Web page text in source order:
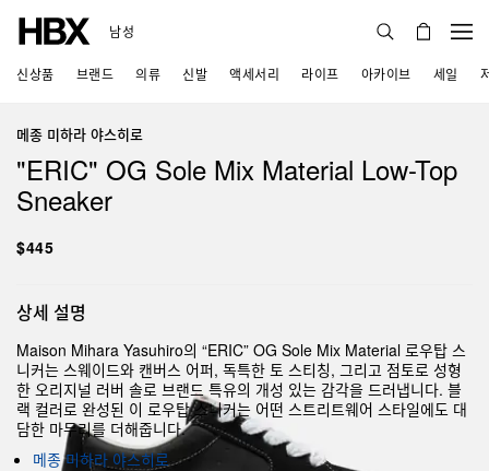
남성
신상품 브랜드 의류 신발 액세서리 라이프 아카이브 세일
메종 미하라 야스히로
"ERIC" OG Sole Mix Material Low-Top
Sneaker
$445
상세 설명
Maison Mihara Yasuhiro의 “ERIC” OG Sole Mix Material 로우탑 스
니커는 스웨이드와 캔버스 어퍼, 독특한 토 스티칭, 그리고 점토로 성형
한 오리지널 러버 솔로 브랜드 특유의 개성 있는 감각을 드러냅니다. 블
랙 컬러로 완성된 이 로우탑 스니커는 어떤 스트리트웨어 스타일에도 대
담한 마무리를 더해줍니다.
메종 미하라 야스히로